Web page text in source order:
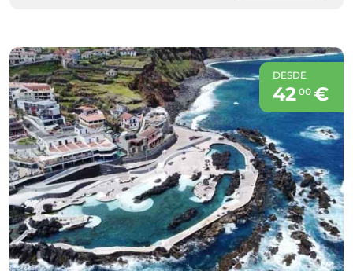
DESDE
42 00€